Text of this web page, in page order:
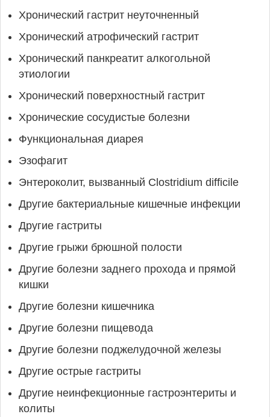
Хронический гастрит неуточненный
Хронический атрофический гастрит
Хронический панкреатит алкогольной
этиологии
Хронический поверхностный гастрит
Хронические сосудистые болезни
Функциональная диарея
Эзофагит
Энтероколит, вызванный Clostridium difficile
Другие бактериальные кишечные инфекции
Другие гастриты
Другие грыжи брюшной полости
Другие болезни заднего прохода и прямой
кишки
Другие болезни кишечника
Другие болезни пищевода
Другие болезни поджелудочной железы
Другие острые гастриты
Другие неинфекционные гастроэнтериты и
колиты